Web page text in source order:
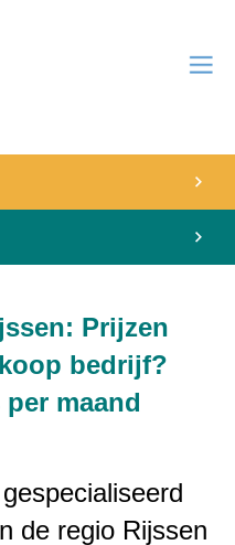
Prijzen
bedrijf?
maand
de regio Rijssen